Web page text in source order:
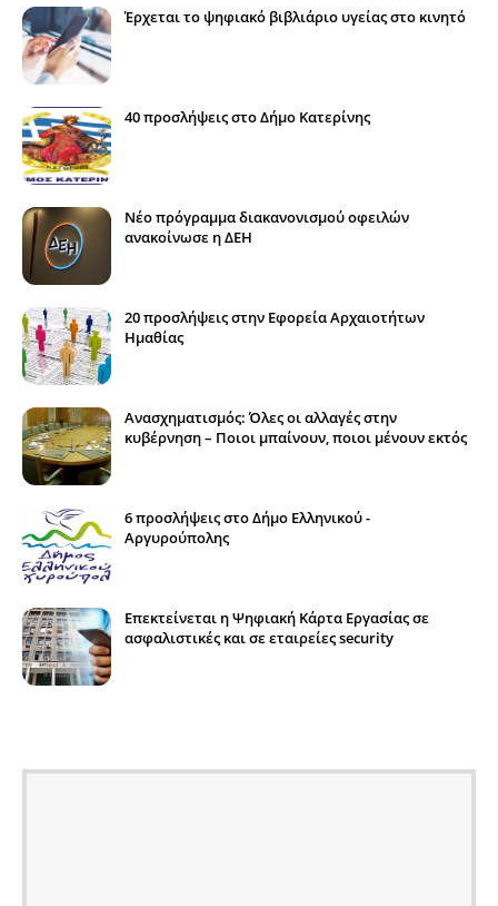
Έρχεται το ψηφιακό βιβλιάριο υγείας στο κινητό
40 προσλήψεις στο Δήμο Κατερίνης
Νέο πρόγραμμα διακανονισμού οφειλών
ανακοίνωσε η ΔΕΗ
20 προσλήψεις στην Εφορεία Αρχαιοτήτων
Ημαθίας
Ανασχηματισμός: Όλες οι αλλαγές στην
κυβέρνηση – Ποιοι μπαίνουν, ποιοι μένουν εκτός
6 προσλήψεις στο Δήμο Ελληνικού -
Αργυρούπολης
Επεκτείνεται η Ψηφιακή Κάρτα Εργασίας σε
ασφαλιστικές και σε εταιρείες security